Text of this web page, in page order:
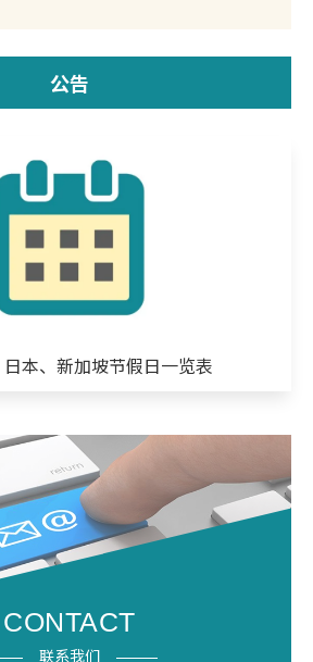
公告
日本、新加坡节假日一览表
CONTACT
联系我们